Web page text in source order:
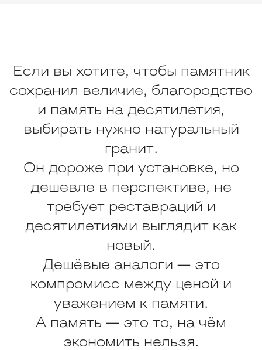
Если вы хотите, чтобы памятник
сохранил величие, благородство
и память на десятилетия,
выбирать нужно натуральный
гранит.
Он дороже при установке, но
дешевле в перспективе, не
требует реставраций и
десятилетиями выглядит как
новый.
Дешёвые аналоги — это
компромисс между ценой и
уважением к памяти.
А память — это то, на чём
экономить нельзя.